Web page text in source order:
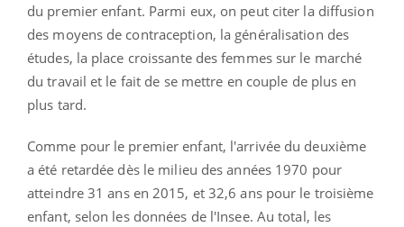
du premier enfant. Parmi eux, on peut citer la diffusion
des moyens de contraception, la généralisation des
études, la place croissante des femmes sur le marché
du travail et le fait de se mettre en couple de plus en
plus tard.
Comme pour le premier enfant, l'arrivée du deuxième
a été retardée dès le milieu des années 1970 pour
atteindre 31 ans en 2015, et 32,6 ans pour le troisième
enfant, selon les données de l'Insee. Au total, les